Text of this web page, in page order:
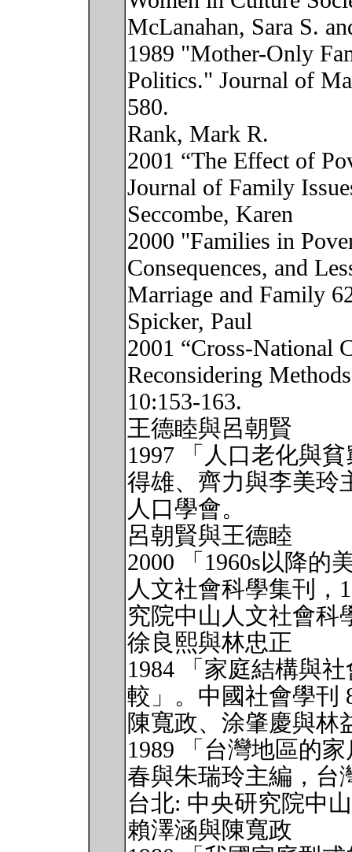
McLanahan, Sara S.
1989 "Mother-Only
Politics." Journal of
580.
Rank, Mark R.
2001 “The Effect of
Journal of Family
Seccombe, Karen
2000 "Families in
Consequences, and
Marriage and Family
Spicker, Paul
2001 “Cross-National
Reconsidering
10:153-163.
王德睦與呂朝賢
1997 「人口老化與
得雄、齊力與李美玲
人口學會。
呂朝賢與王德睦
2000 「1960s以降的
人文社會科學集刊，
究院中山人文社會科
徐良熙與林忠正
1984 「家庭結構與
較」。中國社會學刊
陳寬政、涂肇慶與林
1989 「台灣地區的
春與朱瑞玲主編，台
台北: 中央研究院中
賴澤涵與陳寬政